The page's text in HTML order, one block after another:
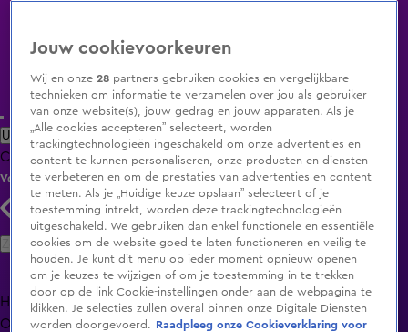
Uitzending Gemist Populaire programma's Zenders Genres
ClipsFilmsRadioSmart TV inlogShop
Volg KIJK
Zoeken
HomeUitzending Gemist Programma's De Bondgenoten
OranjezomerLivestreamsShop
Jouw cookievoorkeuren
Wij en onze28 partners gebruiken cookies en vergelijkbare
technieken om informatie te verzamelen over jou als gebruiker
van onze website(s), jouw gedrag en jouw apparaten. Als je
„Alle cookies accepteren” selecteert, worden
trackingtechnologieën ingeschakeld om onze advertenties en
content te kunnen personaliseren, onze producten en diensten
te verbeteren en om de prestaties van advertenties en content
te meten. Als je „Huidige keuze opslaan” selecteert of je
toestemming intrekt, worden deze trackingtechnologieën
uitgeschakeld. We gebruiken dan enkel functionele en essentiële
cookies om de website goed te laten functioneren en veilig te
houden. Je kunt dit menu op ieder moment opnieuw openen
om je keuzes te wijzigen of om je toestemming in te trekken
door op de link Cookie-instellingen onder aan de webpagina te
klikken. Je selecties zullen overal binnen onze Digitale Diensten
worden doorgevoerd.
Raadpleeg onze Cookieverklaring voor